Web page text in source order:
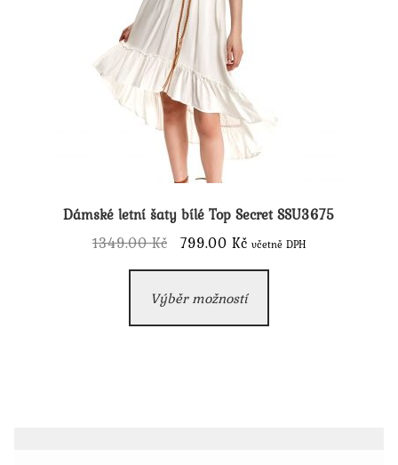
Dámské letní šaty bílé Top Secret SSU3675
1349.00Kč
Původní
cena
byla:
799.00 KčAktuální
cena
je:
včetně DPH
Výběr možností
má